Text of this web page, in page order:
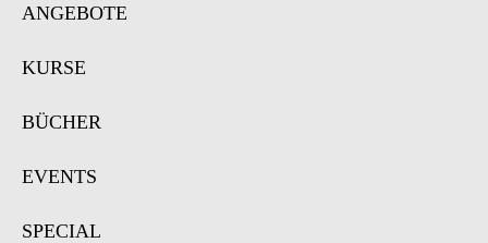
ANGEBOTE
KURSE
BÜCHER
EVENTS
SPECIAL